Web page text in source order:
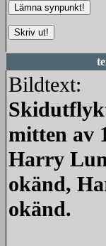
Bildtext:
mitten av
Harry
okänd,
okänd.